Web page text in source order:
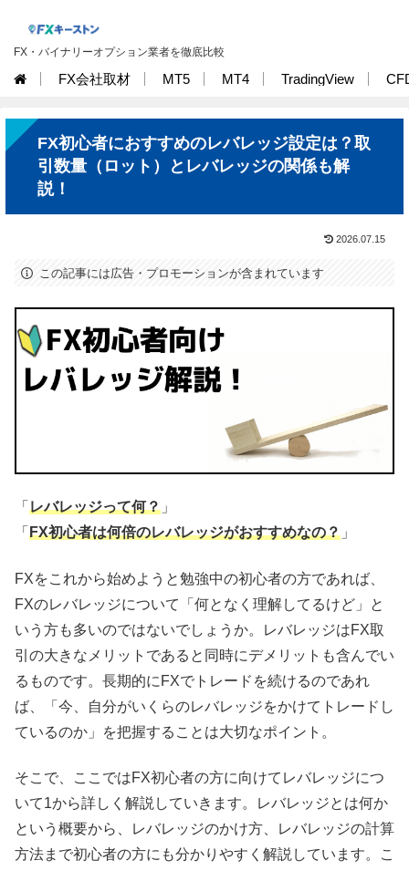
FX・バイナリーオプション業者を徹底比較
FX会社取材 MT5 MT4 TradingView
FX初心者におすすめのレバレッジ設定は？取
引数量（ロット）とレバレッジの関係も解
説！
2026.07.15
この記事には広告・プロモーションが含まれています
「 レバレッジって何？ 」
「 FX初心者は何倍のレバレッジがおすすめなの？ 」
FXをこれから始めようと勉強中の初心者の方であれば、
FXのレバレッジについて「何となく理解してるけど」と
いう方も多いのではないでしょうか。レバレッジはFX取
引の大きなメリットであると同時にデメリットも含んでい
るものです。長期的にFXでトレードを続けるのであれ
ば、「今、自分がいくらのレバレッジをかけてトレードし
ているのか」を把握することは大切なポイント。
そこで、ここではFX初心者の方に向けてレバレッジにつ
いて1から詳しく解説していきます。レバレッジとは何か
という概要から、レバレッジのかけ方、レバレッジの計算
方法まで初心者の方にも分かりやすく解説しています。こ